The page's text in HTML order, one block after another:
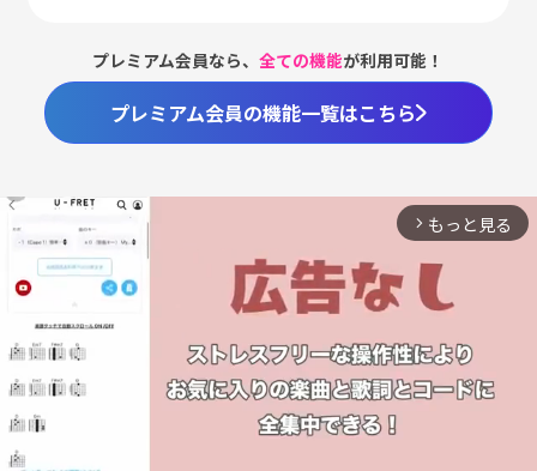
プレミアム会員なら、全ての機能が利用可能！
プレミアム会員の機能一覧はこちら
arrow_forward_ios もっと見る